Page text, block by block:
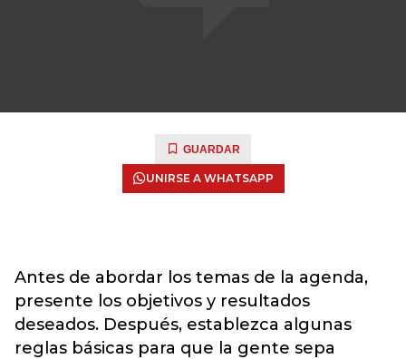
GUARDAR
UNIRSE A WHATSAPP
Antes de abordar los temas de la agenda,
presente los objetivos y resultados
deseados. Después, establezca algunas
reglas básicas para que la gente sepa